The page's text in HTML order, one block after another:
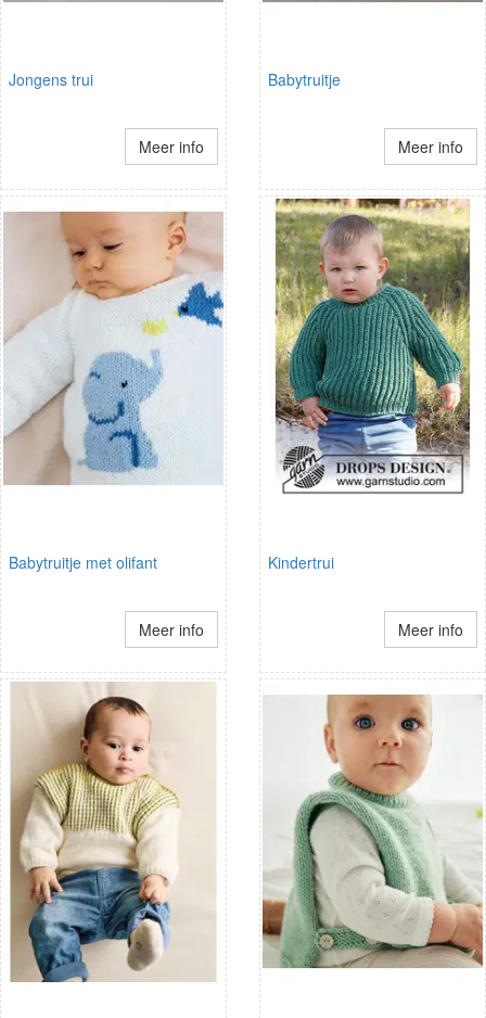
Jongens trui
Meer info
Babytruitje
Meer info
Babytruitje met olifant
Meer info
Kindertrui
Meer info